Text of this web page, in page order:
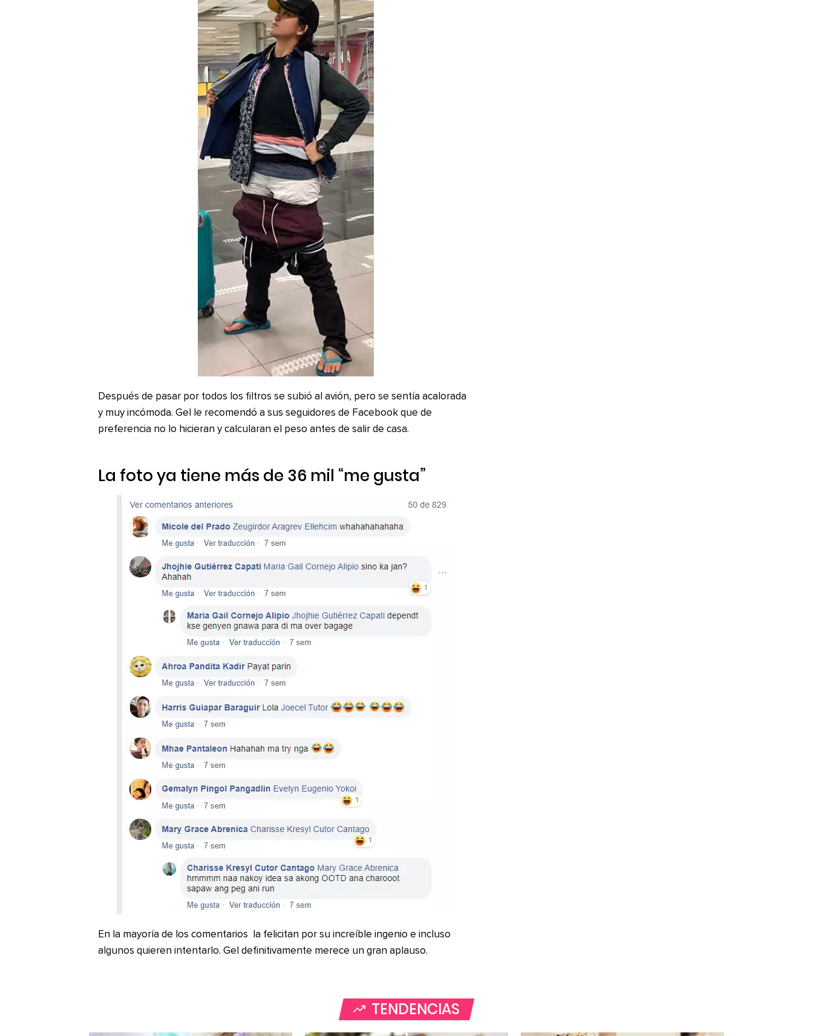
Después de pasar por todos los filtros se subió al avión, pero se sentía acalorada
y muy incómoda. Gel le recomendó a sus seguidores de Facebook que de
preferencia no lo hicieran y calcularan el peso antes de salir de casa.
La foto ya tiene más de 36 mil “me gusta”
En la mayoría de los comentarios la felicitan por su increíble ingenio e incluso
algunos quieren intentarlo. Gel definitivamente merece un gran aplauso.
TENDENCIAS